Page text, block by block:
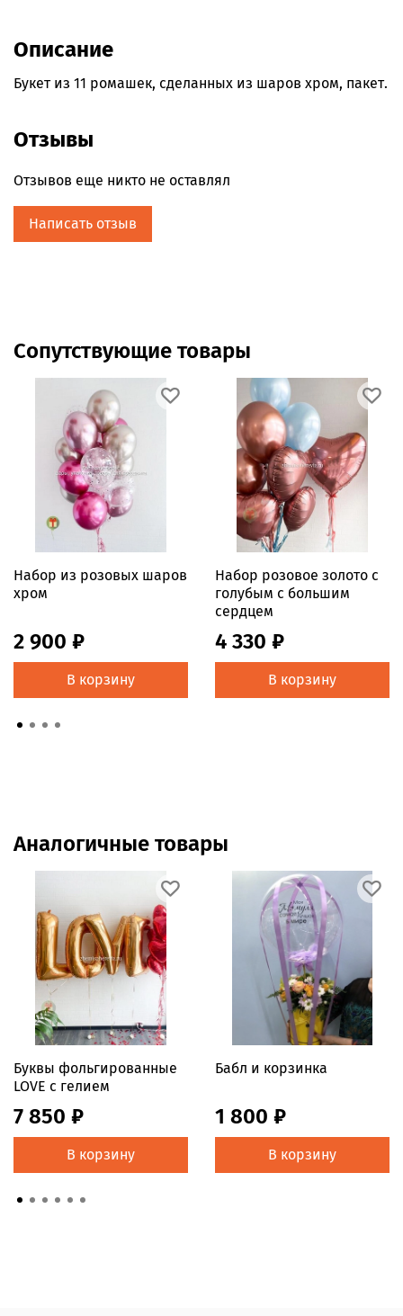
Описание
Букет из 11 ромашек, сделанных из шаров хром, пакет.
Отзывы
Отзывов еще никто не оставлял
Написать отзыв
Сопутствующие товары
Набор из розовых шаров
хром
2 900 ₽
В корзину
Набор розовое золото с
голубым с большим
сердцем
4 330 ₽
В корзину
Аналогичные товары
Буквы фольгированные
LOVE с гелием
7 850 ₽
В корзину
Бабл и корзинка
1 800 ₽
В корзину